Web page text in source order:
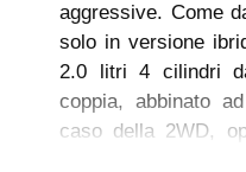
aggressive. Come
solo in versione
2.0 litri 4 cilindri
coppia, abbinato
caso della 2WD,